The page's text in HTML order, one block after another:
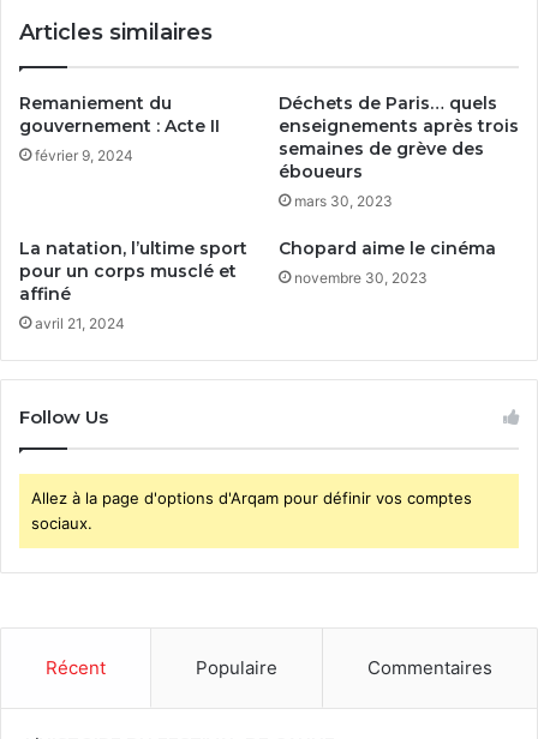
Articles similaires
Remaniement du
gouvernement : Acte II
février 9, 2024
Déchets de Paris… quels
enseignements après trois
semaines de grève des
éboueurs
mars 30, 2023
La natation, l’ultime sport
pour un corps musclé et
affiné
avril 21, 2024
Chopard aime le cinéma
novembre 30, 2023
Follow Us
Allez à la page d'options d'Arqam pour définir vos comptes
sociaux.
Récent Populaire Commentaires